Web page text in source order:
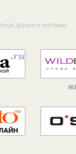
Наши друзья и партнеры